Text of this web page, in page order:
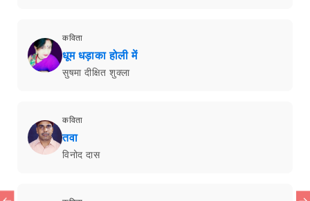
कविता
धूम धड़ाका होली में
सुषमा दीक्षित शुक्ला
कविता
तवा
विनोद दास